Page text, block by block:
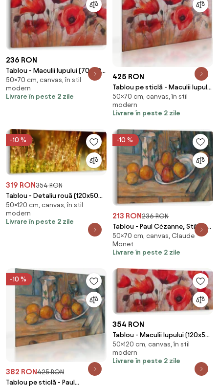
236 RON
Tablou - Maculii lupului (70x50
cm)
50×70 cm, canvas, în stil
modern
Livrare în peste 2 zile
425 RON
Tablou pe sticlă - Maculii lupului
(70x50 cm)
50×70 cm, canvas, în stil
modern
Livrare în peste 2 zile
-10 %
319 RON354 RON
Tablou - Detaliu rouă (120x50
cm)
50×120 cm, canvas, în stil
modern
Livrare în peste 2 zile
-10 %
213 RON236 RON
Tablou - Paul Cézanne, Still Life
with Milk Jug and Fruit,
reproducere (70x50 cm)
50×70 cm, canvas, Claude
Monet
Livrare în peste 2 zile
-10 %
382 RON425 RON
Tablou pe sticlă - Paul
354 RON
Tablou - Maculii lupului (120x50
cm)
50×120 cm, canvas, în stil
modern
Livrare în peste 2 zile